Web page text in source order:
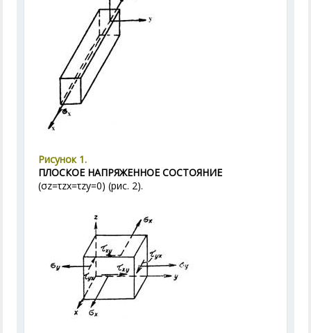
Рисунок 1.
ПЛОСКОЕ НАПРЯЖЕННОЕ СОСТОЯНИЕ
(σz=τzx=τzy=0) (рис. 2).